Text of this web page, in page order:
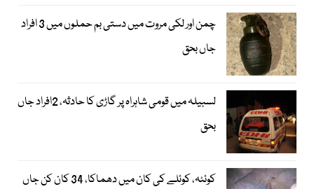
چمن اور لکی مروت میں دستی بم حملوں میں 3 افراد
جاں بحق
لسبیلہ میں قومی شاہراہ پر گاڑی کا حادثہ، 2افراد جاں
بحق
کوئٹہ، کوئلے کی کان میں دھماکا، 34 کان کن جاں